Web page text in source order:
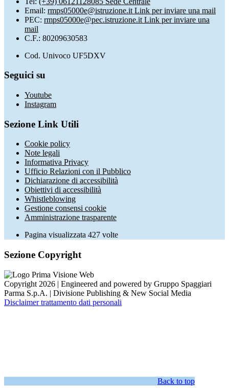
Email: rmps05000e@istruzione.it Link per inviare una mail
PEC: rmps05000e@pec.istruzione.it Link per inviare una
mail
C.F.: 80209630583
Cod. Univoco UF5DXV
Seguici su
Youtube
Instagram
Sezione Link Utili
Cookie policy
Note legali
Informativa Privacy
Ufficio Relazioni con il Pubblico
Dichiarazione di accessibilità
Obiettivi di accessibilità
Whistleblowing
Gestione consensi cookie
Amministrazione trasparente
Pagina visualizzata 427 volte
Sezione Copyright
Copyright 2026 | Engineered and powered by Gruppo Spaggiari
Parma S.p.A. | Divisione Publishing & New Social Media
Disclaimer trattamento dati personali
Back to top